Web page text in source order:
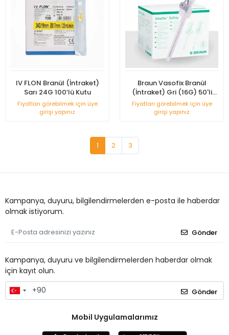
IV FLON Branül (İntraket)
Sarı 24G 100’lü Kutu
Fiyatları görebilmek için üye
girişi yapınız
Braun Vasofix Branül
(İntraket) Gri (16G) 50'li
Kutu
Fiyatları görebilmek için üye
girişi yapınız
1 2 3
Kampanya, duyuru, bilgilendirmelerden e-posta ile haberdar
olmak istiyorum.
Gönder
Kampanya, duyuru ve bilgilendirmelerden haberdar olmak
için kayıt olun.
Gönder
Mobil Uygulamalarımız